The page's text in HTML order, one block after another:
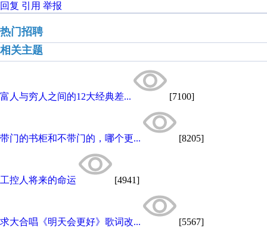
回复 引用 举报
热门招聘
相关主题
富人与穷人之间的12大经典差... [7100]
带门的书柜和不带门的，哪个更... [8205]
工控人将来的命运 [4941]
求大合唱《明天会更好》歌词改... [5567]